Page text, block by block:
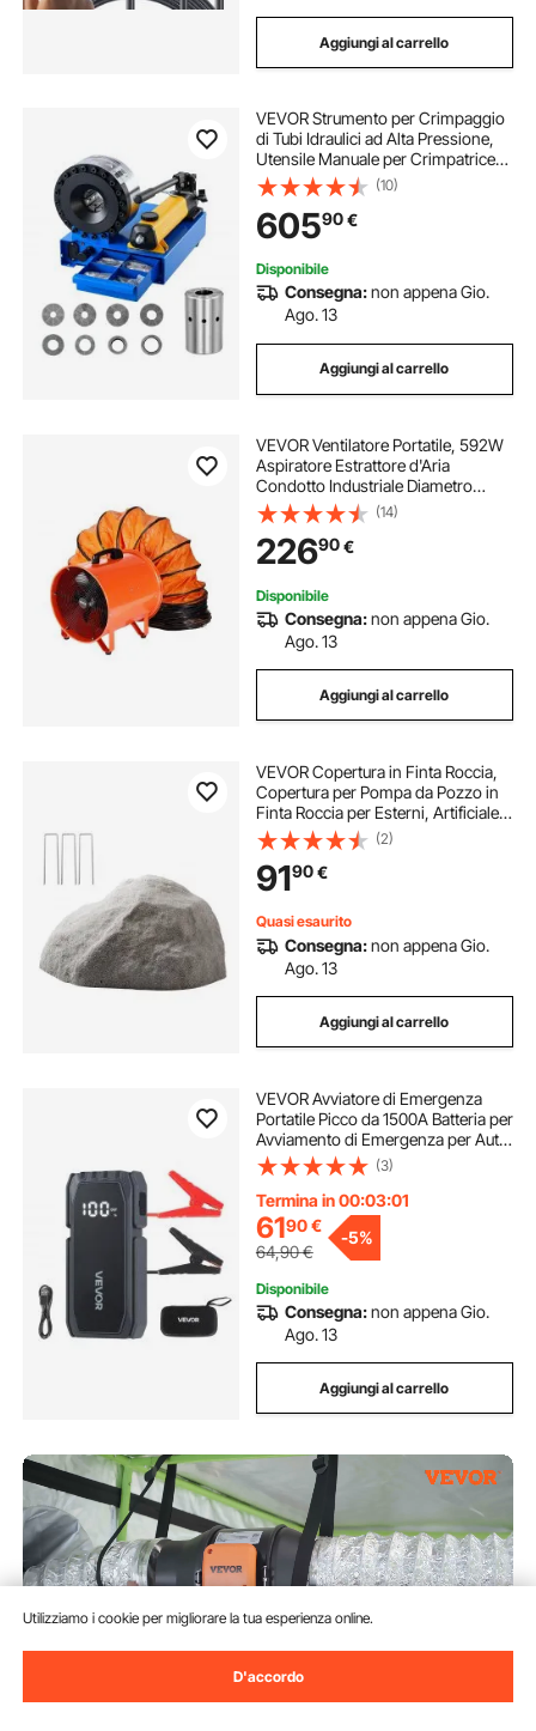
Aggiungi al carrello
VEVOR Strumento per Crimpaggio
di Tubi Idraulici ad Alta Pressione,
Utensile Manuale per Crimpatrice
Idraulica Portatile con 8 Matrici,
Adatto per Tubi del Gas, Acqua, Aria
Condizionata per Auto
(10)
60590€
Disponibile
Consegna:non appena Gio.
Ago. 13
Aggiungi al carrello
VEVOR Ventilatore Portatile, 592W
Aspiratore Estrattore d'Aria
Condotto Industriale Diametro
406,4 mm, Tubo Flessibile 5 m
Volume d'Aria 8792 m3/h 2 Marce
per Aspirare Polvere Fumo
Impermeabile IP44
(14)
22690€
Disponibile
Consegna:non appena Gio.
Ago. 13
Aggiungi al carrello
VEVOR Copertura in Finta Roccia,
Copertura per Pompa da Pozzo in
Finta Roccia per Esterni, Artificiale
Pietra da Giardino Decorazione, per
l'Arredo di Giardino Cortile, Grigio
Scuro, Taglia Media
(2)
9190€
Quasi esaurito
Consegna:non appena Gio.
Ago. 13
Aggiungi al carrello
VEVOR Avviatore di Emergenza
Portatile Picco da 1500A Batteria per
Avviamento di Emergenza per Auto
Booster Portatile Batteria al Litio 12V
con Torcia a 3 Modalità per Motori
Auto Potenza Ingresso 10W
(3)
Termina in 00:02:59
6190€
64,90€
-5%
Disponibile
Consegna:non appena Gio.
Ago. 13
Aggiungi al carrello
Utilizziamo i cookie per migliorare la tua esperienza online.
D'accordo